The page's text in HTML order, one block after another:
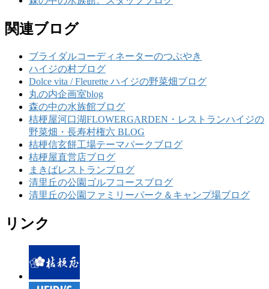
関連ブログ
ブライダルコーディネーターのつぶやき
ハイジの村ブログ
Dolce vita / Fleurette ハイジの野菜畑ブログ
丸の内企画室blog
森の中の水族館ブログ
桔梗屋河口湖FLOWERGARDEN・レストランハイジの
野菜畑・長寿村権六 BLOG
桔梗信玄餅工場テーマパークブログ
桔梗屋直営店ブログ
まきばレストランブログ
清里丘の公園ゴルフコースブログ
清里丘の公園ファミリーパーク＆キャンプ場ブログ
リンク